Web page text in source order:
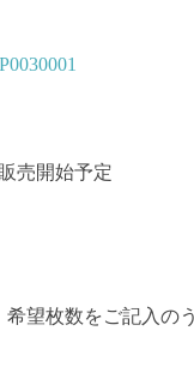
売開始予定
望枚数をご記入の